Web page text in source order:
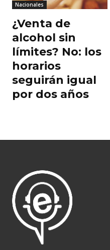
Nacionales
¿Venta de
alcohol sin
límites? No: los
horarios
seguirán igual
por dos años